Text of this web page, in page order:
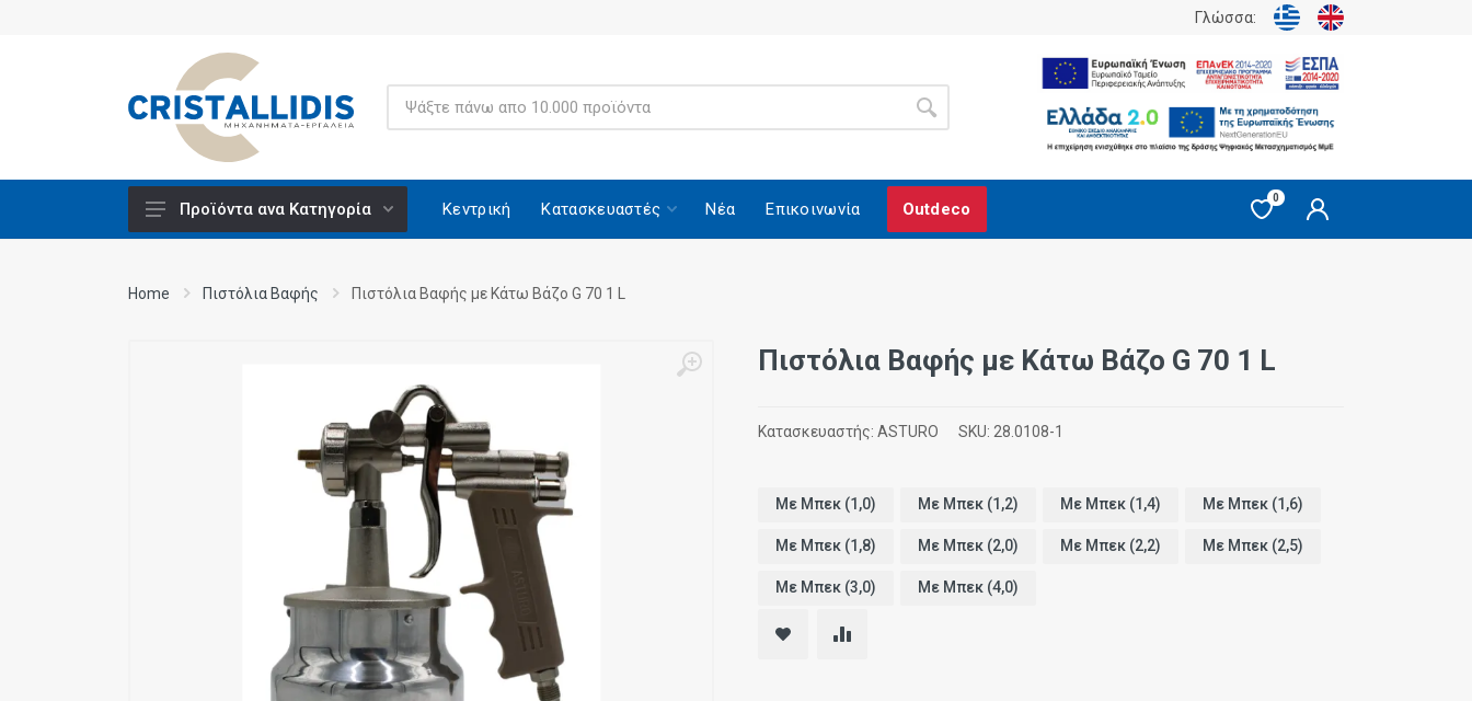
Γλώσσα:
Εξαρτήματα - Υλικά Εργαλείων
Επιδιόρθωση Ξύλου
Εργαλεία Ηλεκτρικά
Προϊόντα ανα Κατηγορία Κεντρική Κατασκευαστές Νέα Επικοινωνία Outdeco
0
Home Πιστόλια Βαφής Πιστόλια Βαφής με Κάτω Βάζο G 70 1 L
Πιστόλια Βαφής με Κάτω Βάζο G 70 1 L
Κατασκευαστής: ASTURO SKU: 28.0108-1
Με Μπεκ (1,0) Με Μπεκ (1,2) Με Μπεκ (1,4) Με Μπεκ (1,6)
Με Μπεκ (1,8) Με Μπεκ (2,0) Με Μπεκ (2,2) Με Μπεκ (2,5)
Με Μπεκ (3,0) Με Μπεκ (4,0)